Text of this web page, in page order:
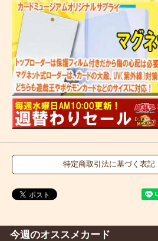
特定商取引法に基づく表記
今週のオススメカード